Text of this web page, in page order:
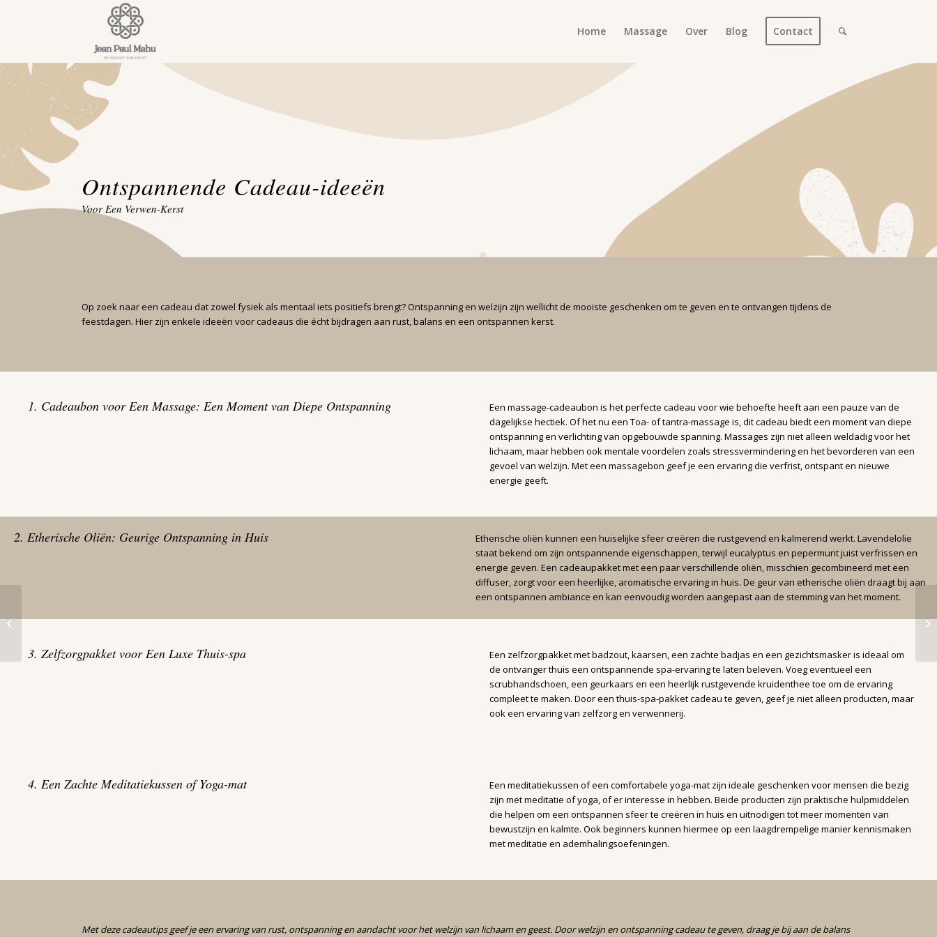
Home Massage Over Blog Contact
Ontspannende Cadeau-ideeën
Voor Een Verwen-Kerst
Op zoek naar een cadeau dat zowel fysiek als mentaal iets positiefs brengt? Ontspanning en welzijn zijn wellicht de mooiste geschenken om te geven en te ontvangen tijdens de
feestdagen. Hier zijn enkele ideeën voor cadeaus die écht bijdragen aan rust, balans en een ontspannen kerst.
1. Cadeaubon voor Een Massage: Een Moment van Diepe Ontspanning
Een massage-cadeaubon is het perfecte cadeau voor wie behoefte heeft aan een pauze van de
dagelijkse hectiek. Of het nu een Toa- of tantra-massage is, dit cadeau biedt een moment van diepe
ontspanning en verlichting van opgebouwde spanning. Massages zijn niet alleen weldadig voor het
lichaam, maar hebben ook mentale voordelen zoals stressvermindering en het bevorderen van een
gevoel van welzijn. Met een massagebon geef je een ervaring die verfrist, ontspant en nieuwe
energie geeft.
2. Etherische Oliën: Geurige Ontspanning in Huis
Etherische oliën kunnen een huiselijke sfeer creëren die rustgevend en kalmerend werkt. Lavendelolie
staat bekend om zijn ontspannende eigenschappen, terwijl eucalyptus en pepermunt juist verfrissen en
energie geven. Een cadeaupakket met een paar verschillende oliën, misschien gecombineerd met een
diffuser, zorgt voor een heerlijke, aromatische ervaring in huis. De geur van etherische oliën draagt bij aan
een ontspannen ambiance en kan eenvoudig worden aangepast aan de stemming van het moment.
3. Zelfzorgpakket voor Een Luxe Thuis-spa
Een zelfzorgpakket met badzout, kaarsen, een zachte badjas en een gezichtsmasker is ideaal om
de ontvanger thuis een ontspannende spa-ervaring te laten beleven. Voeg eventueel een
scrubhandschoen, een geurkaars en een heerlijk rustgevende kruidenthee toe om de ervaring
compleet te maken. Door een thuis-spa-pakket cadeau te geven, geef je niet alleen producten, maar
ook een ervaring van zelfzorg en verwennerij.
4. Een Zachte Meditatiekussen of Yoga-mat
Een meditatiekussen of een comfortabele yoga-mat zijn ideale geschenken voor mensen die bezig
zijn met meditatie of yoga, of er interesse in hebben. Beide producten zijn praktische hulpmiddelen
die helpen om een ontspannen sfeer te creëren in huis en uitnodigen tot meer momenten van
bewustzijn en kalmte. Ook beginners kunnen hiermee op een laagdrempelige manier kennismaken
met meditatie en ademhalingsoefeningen.
Met deze cadeautips geef je een ervaring van rust, ontspanning en aandacht voor het welzijn van lichaam en geest. Door welzijn en ontspanning cadeau te geven, draag je bij aan de balans
December: